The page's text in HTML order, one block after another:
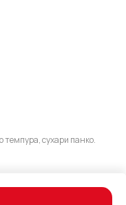
темпура, сухари панко.